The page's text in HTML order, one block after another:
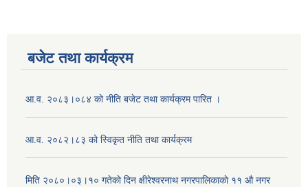
बजेट तथा कार्यक्रम
आ.व. २०८३।०८४ को नीति बजेट तथा कार्यक्रम पारित ।
आ.व. २०८२।८३ को स्विकृत नीति तथा कार्यक्रम
मिति २०८०।०३।१० गतेकाे दिन क्षीरेश्वरनाथ नगरपालिकाकाे ११ ‍औ नगर